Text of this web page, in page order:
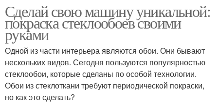
Сделай свою машину уникальной:
покраска стеклообоев своими
руками
Одной из части интерьера являются обои. Они бывают
нескольких видов. Сегодня пользуются популярностью
стеклообои, которые сделаны по особой технологии.
Обои из стеклоткани требуют периодической покраски,
но как это сделать?